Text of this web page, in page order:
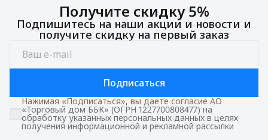
Получите скидку 5%
Подпишитесь на наши акции и новости и
получите скидку на первый заказ
Подписаться
Нажимая «Подписаться», вы даете согласие АО
«Торговый дом ББК» (ОГРН 1227700808477) на
обработку указанных персональных данных в целях
получения информационной и рекламной рассылки